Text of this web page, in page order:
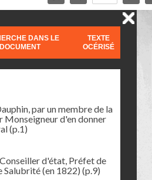
DANS LE
DOCUMENT
TEXTE
OCÉRISÉ
par un membre de la
Monseigneur d'en donner
(p.1)
d'état, Préfet de
Salubrité (en 1822) (p.9)